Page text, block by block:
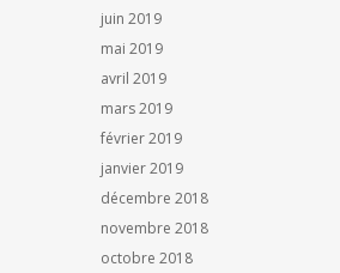
juin 2019
mai 2019
avril 2019
mars 2019
février 2019
janvier 2019
décembre 2018
novembre 2018
octobre 2018